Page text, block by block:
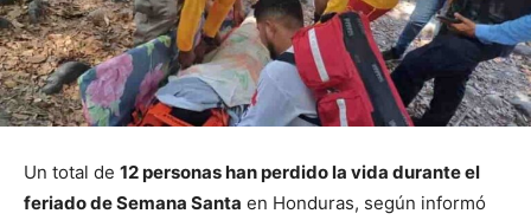
Un total de 12 personas han perdido la vida durante el
feriado de Semana Santa en Honduras, según informó